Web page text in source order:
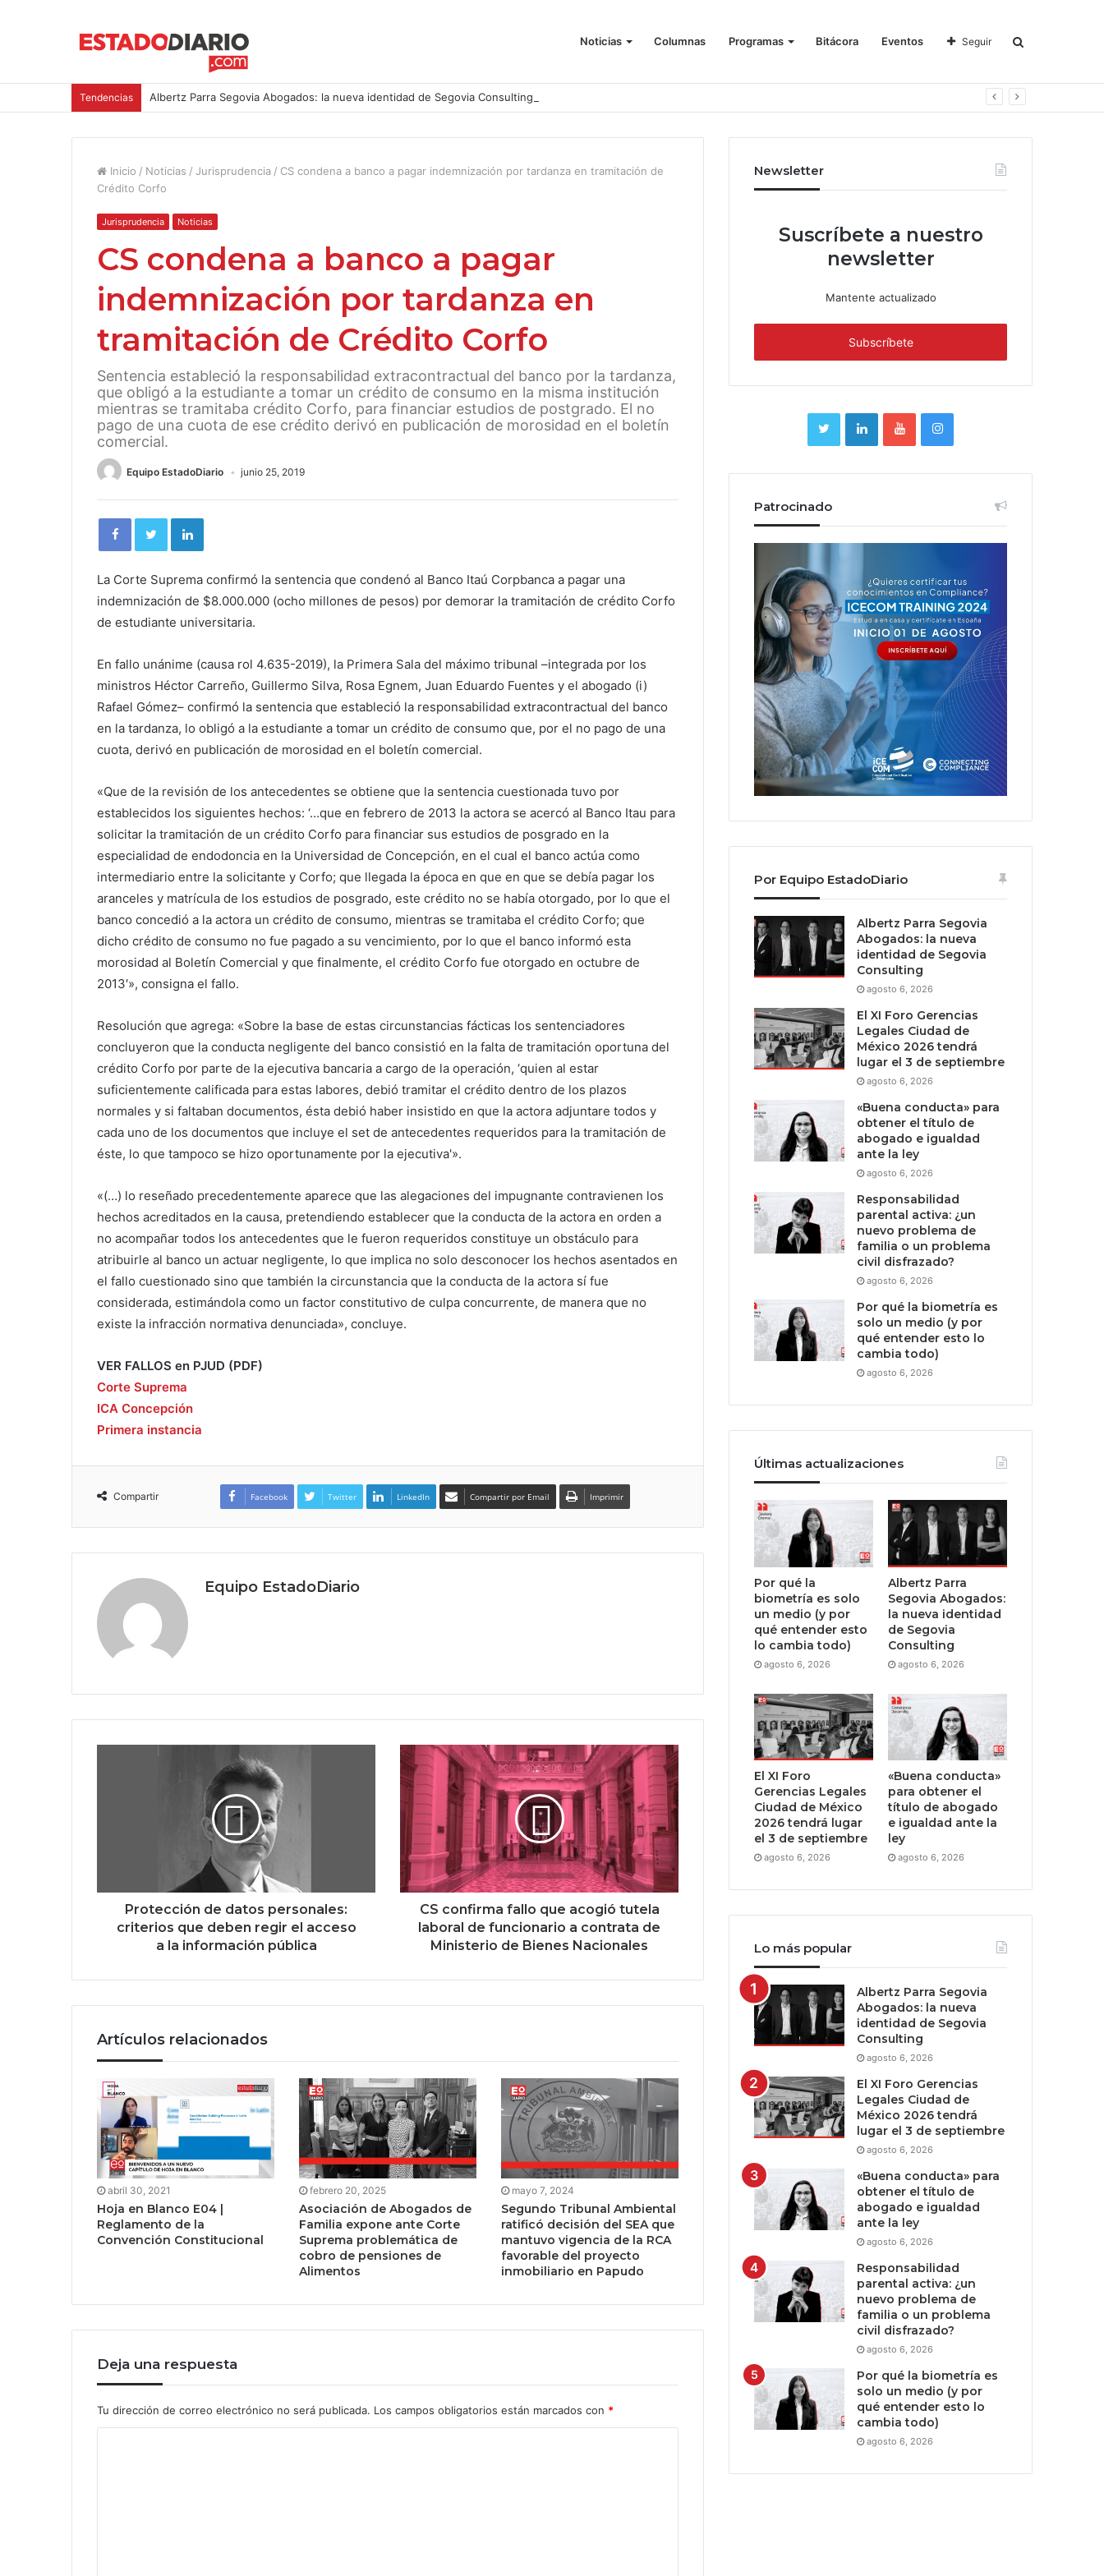
Noticias Columnas Programas Bitácora Eventos Seguir
Tendencias Albertz Parra Segovia Abogados: la nueva identidad de Segovia Consulting
Inicio / Noticias / Jurisprudencia / CS condena a banco a pagar indemnización por tardanza en tramitación de
Crédito Corfo
Jurisprudencia Noticias
CS condena a banco a pagar
indemnización por tardanza en
tramitación de Crédito Corfo
Sentencia estableció la responsabilidad extracontractual del banco por la tardanza,
que obligó a la estudiante a tomar un crédito de consumo en la misma institución
mientras se tramitaba crédito Corfo, para financiar estudios de postgrado. El no
pago de una cuota de ese crédito derivó en publicación de morosidad en el boletín
comercial.
Equipo EstadoDiario junio 25, 2019
La Corte Suprema confirmó la sentencia que condenó al Banco Itaú Corpbanca a pagar una
indemnización de $8.000.000 (ocho millones de pesos) por demorar la tramitación de crédito Corfo
de estudiante universitaria.
En fallo unánime (causa rol 4.635-2019), la Primera Sala del máximo tribunal –integrada por los
ministros Héctor Carreño, Guillermo Silva, Rosa Egnem, Juan Eduardo Fuentes y el abogado (i)
Rafael Gómez– confirmó la sentencia que estableció la responsabilidad extracontractual del banco
en la tardanza, lo obligó a la estudiante a tomar un crédito de consumo que, por el no pago de una
cuota, derivó en publicación de morosidad en el boletín comercial.
«Que de la revisión de los antecedentes se obtiene que la sentencia cuestionada tuvo por
establecidos los siguientes hechos: ‘…que en febrero de 2013 la actora se acercó al Banco Itau para
solicitar la tramitación de un crédito Corfo para financiar sus estudios de posgrado en la
especialidad de endodoncia en la Universidad de Concepción, en el cual el banco actúa como
intermediario entre la solicitante y Corfo; que llegada la época en que en que se debía pagar los
aranceles y matrícula de los estudios de posgrado, este crédito no se había otorgado, por lo que el
banco concedió a la actora un crédito de consumo, mientras se tramitaba el crédito Corfo; que
dicho crédito de consumo no fue pagado a su vencimiento, por lo que el banco informó esta
morosidad al Boletín Comercial y que finalmente, el crédito Corfo fue otorgado en octubre de
2013′», consigna el fallo.
Resolución que agrega: «Sobre la base de estas circunstancias fácticas los sentenciadores
concluyeron que la conducta negligente del banco consistió en la falta de tramitación oportuna del
crédito Corfo por parte de la ejecutiva bancaria a cargo de la operación, ‘quien al estar
suficientemente calificada para estas labores, debió tramitar el crédito dentro de los plazos
normales y si faltaban documentos, ésta debió haber insistido en que la actora adjuntare todos y
cada uno de los documentos que incluye el set de antecedentes requeridos para la tramitación de
éste, lo que tampoco se hizo oportunamente por la ejecutiva'».
«(…) lo reseñado precedentemente aparece que las alegaciones del impugnante contravienen los
hechos acreditados en la causa, pretendiendo establecer que la conducta de la actora en orden a
no acompañar todos los antecedentes que le fueron requeridos constituye un obstáculo para
atribuirle al banco un actuar negligente, lo que implica no solo desconocer los hechos asentados en
el fallo cuestionado sino que también la circunstancia que la conducta de la actora sí fue
considerada, estimándola como un factor constitutivo de culpa concurrente, de manera que no
existe la infracción normativa denunciada», concluye.
VER FALLOS en PJUD (PDF)
Corte Suprema
ICA Concepción
Primera instancia
Compartir Facebook Twitter LinkedIn Compartir por Email Imprimir
Equipo EstadoDiario
Protección de datos personales:
criterios que deben regir el acceso
a la información pública
CS confirma fallo que acogió tutela
laboral de funcionario a contrata de
Ministerio de Bienes Nacionales
Artículos relacionados
abril 30, 2021
Hoja en Blanco E04 |
Reglamento de la
Convención Constitucional
febrero 20, 2025
Asociación de Abogados de
Familia expone ante Corte
Suprema problemática de
cobro de pensiones de
Alimentos
mayo 7, 2024
Segundo Tribunal Ambiental
ratificó decisión del SEA que
mantuvo vigencia de la RCA
favorable del proyecto
inmobiliario en Papudo
Deja una respuesta
Tu dirección de correo electrónico no será publicada. Los campos obligatorios están marcados con *
Newsletter
Suscríbete a nuestro
newsletter
Mantente actualizado
Patrocinado
Por Equipo EstadoDiario
Albertz Parra Segovia
Abogados: la nueva
identidad de Segovia
Consulting
agosto 6, 2026
El XI Foro Gerencias
Legales Ciudad de
México 2026 tendrá
lugar el 3 de septiembre
agosto 6, 2026
«Buena conducta» para
obtener el título de
abogado e igualdad
ante la ley
agosto 6, 2026
Responsabilidad
parental activa: ¿un
nuevo problema de
familia o un problema
civil disfrazado?
agosto 6, 2026
Por qué la biometría es
solo un medio (y por
qué entender esto lo
cambia todo)
agosto 6, 2026
Últimas actualizaciones
Por qué la
biometría es solo
un medio (y por
qué entender esto
lo cambia todo)
agosto 6, 2026
Albertz Parra
Segovia Abogados:
la nueva identidad
de Segovia
Consulting
agosto 6, 2026
El XI Foro
Gerencias Legales
Ciudad de México
2026 tendrá lugar
el 3 de septiembre
agosto 6, 2026
«Buena conducta»
para obtener el
título de abogado
e igualdad ante la
ley
agosto 6, 2026
Lo más popular
Albertz Parra Segovia
Abogados: la nueva
identidad de Segovia
Consulting
agosto 6, 2026
El XI Foro Gerencias
Legales Ciudad de
México 2026 tendrá
lugar el 3 de septiembre
agosto 6, 2026
«Buena conducta» para
obtener el título de
abogado e igualdad
ante la ley
agosto 6, 2026
Responsabilidad
parental activa: ¿un
nuevo problema de
familia o un problema
civil disfrazado?
agosto 6, 2026
Por qué la biometría es
solo un medio (y por
qué entender esto lo
cambia todo)
agosto 6, 2026